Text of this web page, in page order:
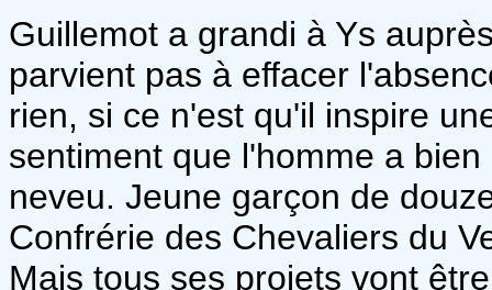
Guillemot a grandi à Ys
parvient pas à effacer
rien, si ce n'est qu'il inspire
sentiment que l'homme a
neveu. Jeune garçon de
Confrérie des Chevaliers du
Mais tous ses projets vont